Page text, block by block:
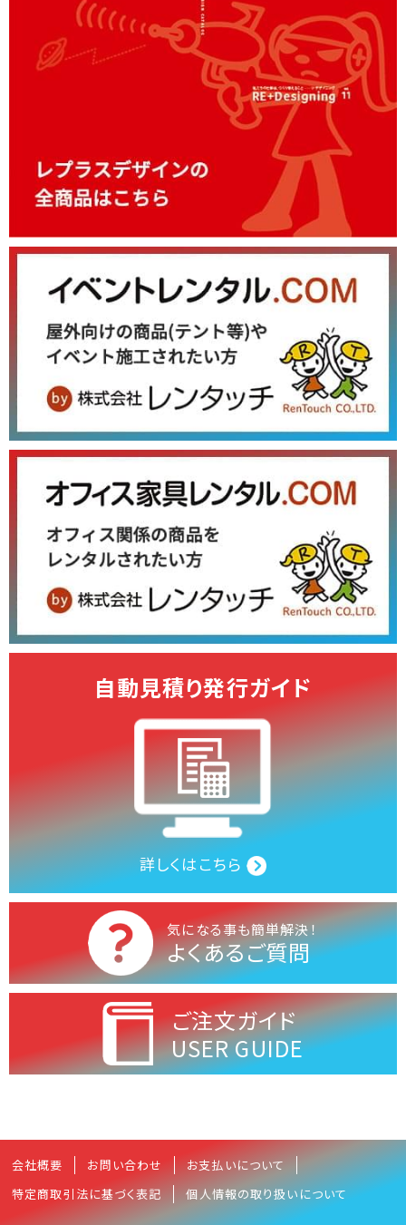
自動見積り発行ガイド
詳しくはこちら
気になる事も簡単解決！
よくあるご質問
ご注文ガイド
USER GUIDE
会社概要 お問い合わせ
お支払いについて
特定商取引法に基づく表記
個人情報の取り扱いについて